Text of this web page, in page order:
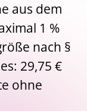
aus dem
1 %
nach §
29,75 €
ohne